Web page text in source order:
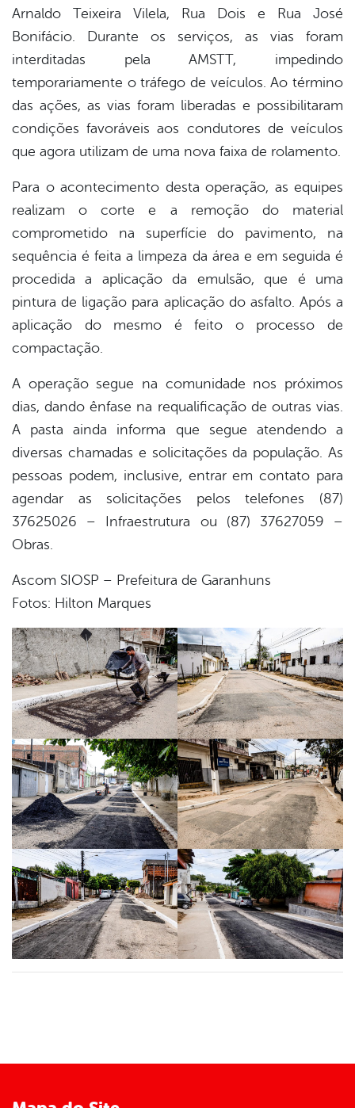
Arnaldo Teixeira Vilela, Rua Dois e Rua José
Bonifácio. Durante os serviços, as vias foram
interditadas pela AMSTT, impedindo
temporariamente o tráfego de veículos. Ao término
das ações, as vias foram liberadas e possibilitaram
condições favoráveis aos condutores de veículos
que agora utilizam de uma nova faixa de rolamento.
Para o acontecimento desta operação, as equipes
realizam o corte e a remoção do material
comprometido na superfície do pavimento, na
sequência é feita a limpeza da área e em seguida é
procedida a aplicação da emulsão, que é uma
pintura de ligação para aplicação do asfalto. Após a
aplicação do mesmo é feito o processo de
compactação.
A operação segue na comunidade nos próximos
dias, dando ênfase na requalificação de outras vias.
A pasta ainda informa que segue atendendo a
diversas chamadas e solicitações da população. As
pessoas podem, inclusive, entrar em contato para
agendar as solicitações pelos telefones (87)
37625026 – Infraestrutura ou (87) 37627059 –
Obras.
Ascom SIOSP – Prefeitura de Garanhuns
Fotos: Hilton Marques